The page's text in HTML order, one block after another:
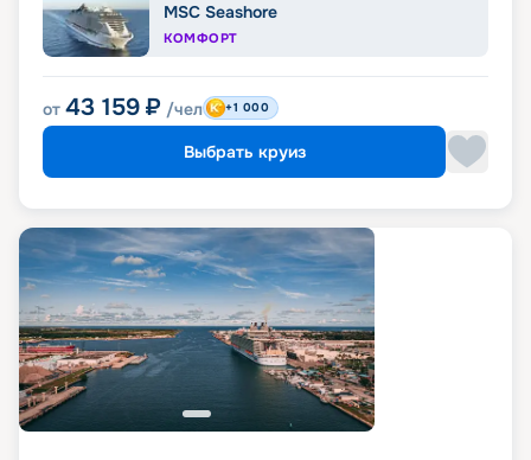
MSC Seashore
КОМФОРТ
от 43 159 ₽ /чел +1 000
Выбрать круиз